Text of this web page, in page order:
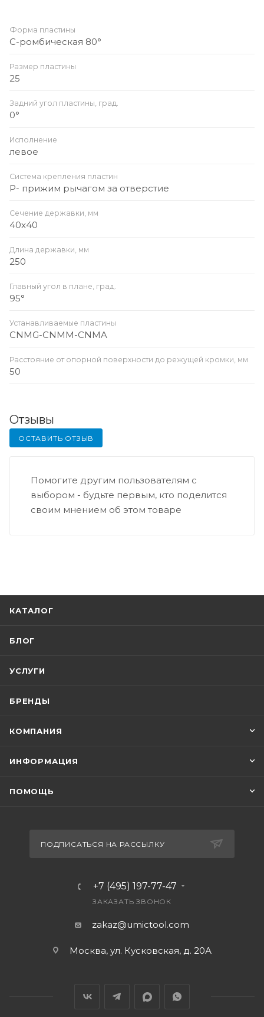
Форма пластины
C-ромбическая 80°
Размер пластины
25
Задний угол пластины, град.
0°
Исполнение
левое
Система крепления пластин
P- прижим рычагом за отверстие
Сечение державки, мм
40x40
Длина державки, мм
250
Главный угол в плане, град.
95°
Устанавливаемые пластины
CNMG-CNMM-CNMA
Расстояние от опорной поверхности до режущей кромки, мм
50
Отзывы
ОСТАВИТЬ ОТЗЫВ
Помогите другим пользователям с
выбором - будьте первым, кто поделится
своим мнением об этом товаре
КАТАЛОГ
БЛОГ
УСЛУГИ
БРЕНДЫ
КОМПАНИЯ
ИНФОРМАЦИЯ
ПОМОЩЬ
ПОДПИСАТЬСЯ НА РАССЫЛКУ
+7 (495) 197-77-47
ЗАКАЗАТЬ ЗВОНОК
zakaz@umictool.com
Москва, ул. Кусковская, д. 20А